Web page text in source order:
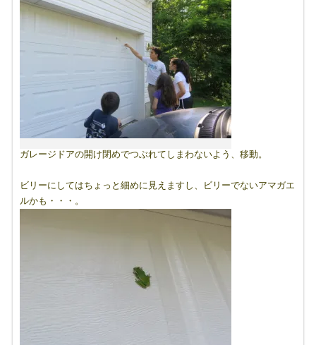
ガレージドアの開け閉めでつぶれてしまわないよう、移動。
ビリーにしてはちょっと細めに見えますし、ビリーでないアマガエ
ルかも・・・。